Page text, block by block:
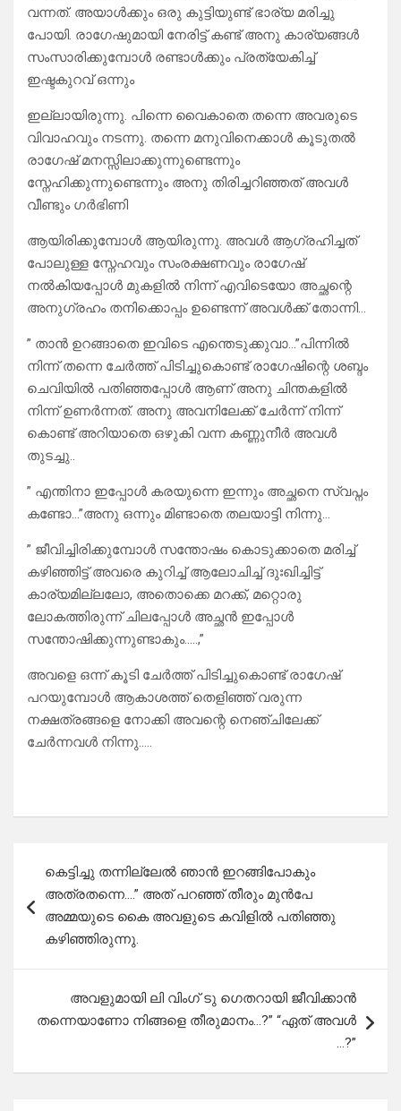
വന്നത്. അയാൾക്കും ഒരു കുട്ടിയുണ്ട് ഭാര്യ മരിച്ചു
പോയി. രാഗേഷുമായി നേരിട്ട് കണ്ട് അനു കാര്യങ്ങൾ
സംസാരിക്കുമ്പോൾ രണ്ടാൾക്കും പ്രത്യേകിച്ച്
ഇഷ്ടകുറവ് ഒന്നും
ഇല്ലായിരുന്നു. പിന്നെ വൈകാതെ തന്നെ അവരുടെ
വിവാഹവും നടന്നു. തന്നെ മനുവിനെക്കാൾ കൂടുതൽ
രാഗേഷ് മനസ്സിലാക്കുന്നുണ്ടെന്നും
സ്നേഹിക്കുന്നുണ്ടെന്നും അനു തിരിച്ചറിഞ്ഞത് അവൾ
വീണ്ടും ഗർഭിണി
ആയിരിക്കുമ്പോൾ ആയിരുന്നു. അവൾ ആഗ്രഹിച്ചത്
പോലുള്ള സ്നേഹവും സംരക്ഷണവും രാഗേഷ്
നൽകിയപ്പോൾ മുകളിൽ നിന്ന് എവിടെയോ അച്ഛന്റെ
അനുഗ്രഹം തനിക്കൊപ്പം ഉണ്ടെന്ന് അവൾക്ക് തോന്നി…
” താൻ ഉറങ്ങാതെ ഇവിടെ എന്തെടുക്കുവാ…”പിന്നിൽ
നിന്ന് തന്നെ ചേർത്ത് പിടിച്ചുകൊണ്ട് രാഗേഷിന്റെ ശബ്ദം
ചെവിയിൽ പതിഞ്ഞപ്പോൾ ആണ് അനു ചിന്തകളിൽ
നിന്ന് ഉണർന്നത്. അനു അവനിലേക്ക് ചേർന്ന് നിന്ന്
കൊണ്ട് അറിയാതെ ഒഴുകി വന്ന കണ്ണുനീർ അവൾ
തുടച്ചു..
” എന്തിനാ ഇപ്പോൾ കരയുന്നെ ഇന്നും അച്ഛനെ സ്വപ്നം
കണ്ടോ…”അനു ഒന്നും മിണ്ടാതെ തലയാട്ടി നിന്നു…
” ജീവിച്ചിരിക്കുമ്പോൾ സന്തോഷം കൊടുക്കാതെ മരിച്ച്
കഴിഞ്ഞിട്ട് അവരെ കുറിച്ച് ആലോചിച്ച് ദുഃഖിച്ചിട്ട്
കാര്യമില്ലലോ, അതൊക്കെ മറക്ക്, മറ്റൊരു
ലോകത്തിരുന്ന് ചിലപ്പോൾ അച്ഛൻ ഇപ്പോൾ
സന്തോഷിക്കുന്നുണ്ടാകും…..,”
അവളെ ഒന്ന് കൂടി ചേർത്ത് പിടിച്ചുകൊണ്ട് രാഗേഷ്
പറയുമ്പോൾ ആകാശത്ത് തെളിഞ്ഞ് വരുന്ന
നക്ഷത്രങ്ങളെ നോക്കി അവന്റെ നെഞ്ചിലേക്ക്
ചേർന്നവൾ നിന്നു…..
navigation
കെട്ടിച്ചു തന്നില്ലേൽ ഞാൻ ഇറങ്ങിപോകും
അത്രതന്നെ….” അത് പറഞ്ഞ് തീരും മുൻപേ
അമ്മയുടെ കൈ അവളുടെ കവിളിൽ പതിഞ്ഞു
കഴിഞ്ഞിരുന്നു.
അവളുമായി ലി വിംഗ് ടു ഗെതറായി ജീവിക്കാൻ
തന്നെയാണോ നിങ്ങളെ തീരുമാനം…?” “ഏത് അവൾ
…?”